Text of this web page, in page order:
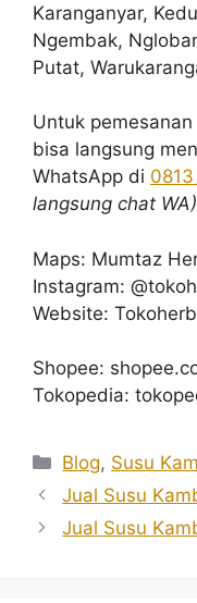
Karanganyar,
Ngembak,
Putat,
Untuk
bisa langsung
WhatsApp di
langsung chat WA)
Maps: Mumtaz
Instagram:
Website:
Shopee:
Tokopedia:
Kategori
Blog, Susu
Jual Susu
Jual Susu